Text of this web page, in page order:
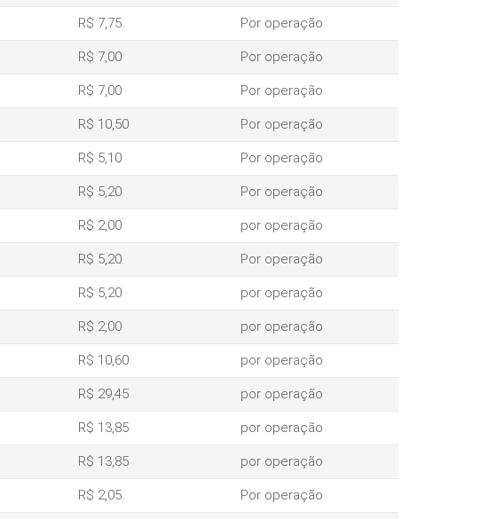
R$ 7,75 Por operação
R$ 7,00 Por operação
R$ 7,00 Por operação
R$ 10,50 Por operação
R$ 5,10 Por operação
R$ 5,20 Por operação
R$ 2,00 por operação
R$ 5,20 Por operação
R$ 5,20 por operação
R$ 2,00 por operação
R$ 10,60 por operação
R$ 29,45 por operação
R$ 13,85 por operação
R$ 13,85 por operação
R$ 2,05 Por operação